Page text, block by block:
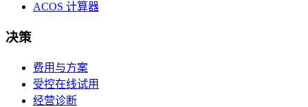
ACOS 计算器
决策
费用与方案
受控在线试用
经营诊断